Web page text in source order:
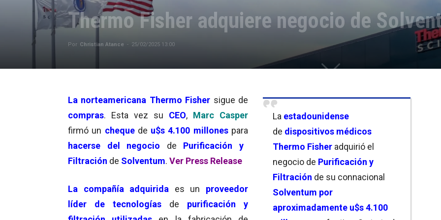
Thermo Fisher adquiere negocio de
Por Christian Atance - 25/02/2025 13:00
La estadounidense
de dispositivos médicos
Thermo Fisher adquirió el
negocio de Purificación y
Filtración de su connacional
Solventum por
aproximadamente u$s 4.100
La norteamericana Thermo Fisher sigue de
compras. Esta vez su CEO, Marc Casper
firmó un cheque de u$s 4.100 millonespara
hacerse del negocio
de Purificación y
Filtración de Solventum. Ver Press Release
La compañía adquirida es un
proveedor
líder de tecnologías
de purificación y